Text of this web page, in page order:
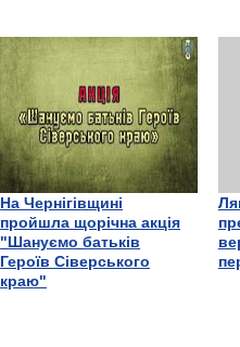
На Чернігівщині
пройшла щорічна акція
"Шануємо батьків
Героїв Сіверського
краю"